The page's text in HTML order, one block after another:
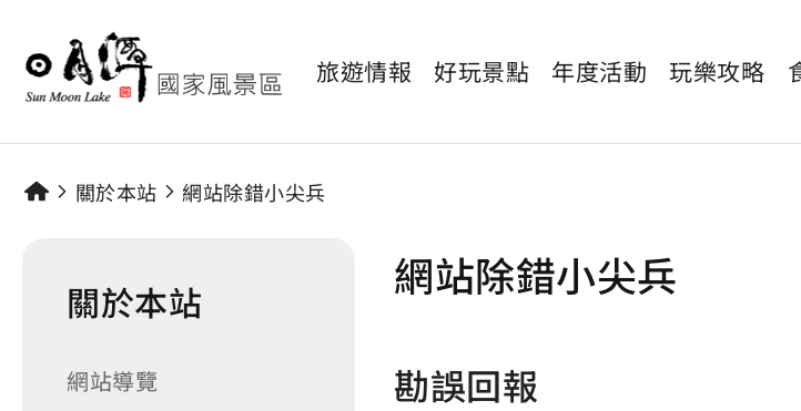
旅遊情報 好玩景點 年度活動 玩樂攻略
關於本站 網站除錯小尖兵
關於本站
網站導覽
網站除錯小尖兵
勘誤回報